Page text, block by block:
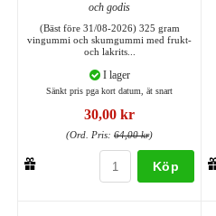
och godis
(Bäst före 31/08-2026) 325 gram
vingummi och skumgummi med frukt-
och lakrits...
I lager
Sänkt pris pga kort datum, ät snart
30,00 kr
(Ord. Pris: 64,00 kr)
Köp